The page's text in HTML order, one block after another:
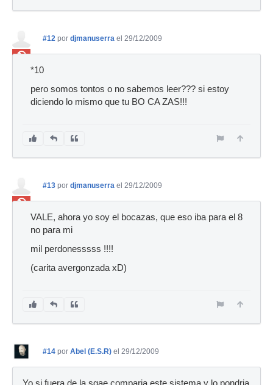
Ban
#12 por djmanuserra el 29/12/2009
*10
pero somos tontos o no sabemos leer??? si estoy
diciendo lo mismo que tu BO CA ZAS!!!
Ban
#13 por djmanuserra el 29/12/2009
VALE, ahora yo soy el bocazas, que eso iba para el 8
no para mi
mil perdonesssss !!!!
(carita avergonzada xD)
#14 por Abel (E.S.R) el 29/12/2009